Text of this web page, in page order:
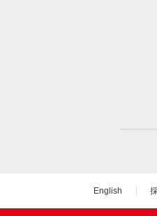
English